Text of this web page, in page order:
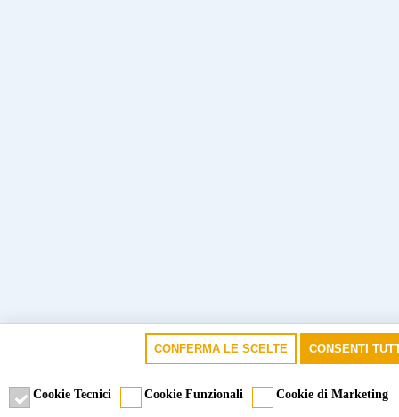
CONFERMA LE SCELTE CONSENTI
Cookie Tecnici Cookie Funzionali Cookie di Marketing